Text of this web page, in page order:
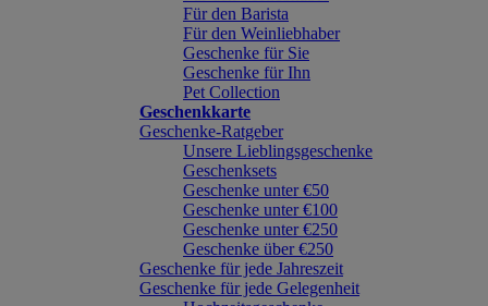
Für den Barista
Für den Weinliebhaber
Geschenke für Sie
Geschenke für Ihn
Pet Collection
Geschenkkarte
Geschenke-Ratgeber
Unsere Lieblingsgeschenke
Geschenksets
Geschenke unter €50
Geschenke unter €100
Geschenke unter €250
Geschenke über €250
Geschenke für jede Jahreszeit
Geschenke für jede Gelegenheit